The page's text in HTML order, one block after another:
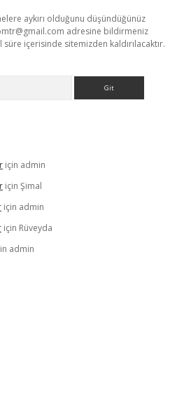
aykırı olduğunu düşündüğünüz
adresine bildirmeniz
içerisinde sitemizden kaldırılacaktır.
için admin
için Şimal
için admin
için Rüveyda
admin